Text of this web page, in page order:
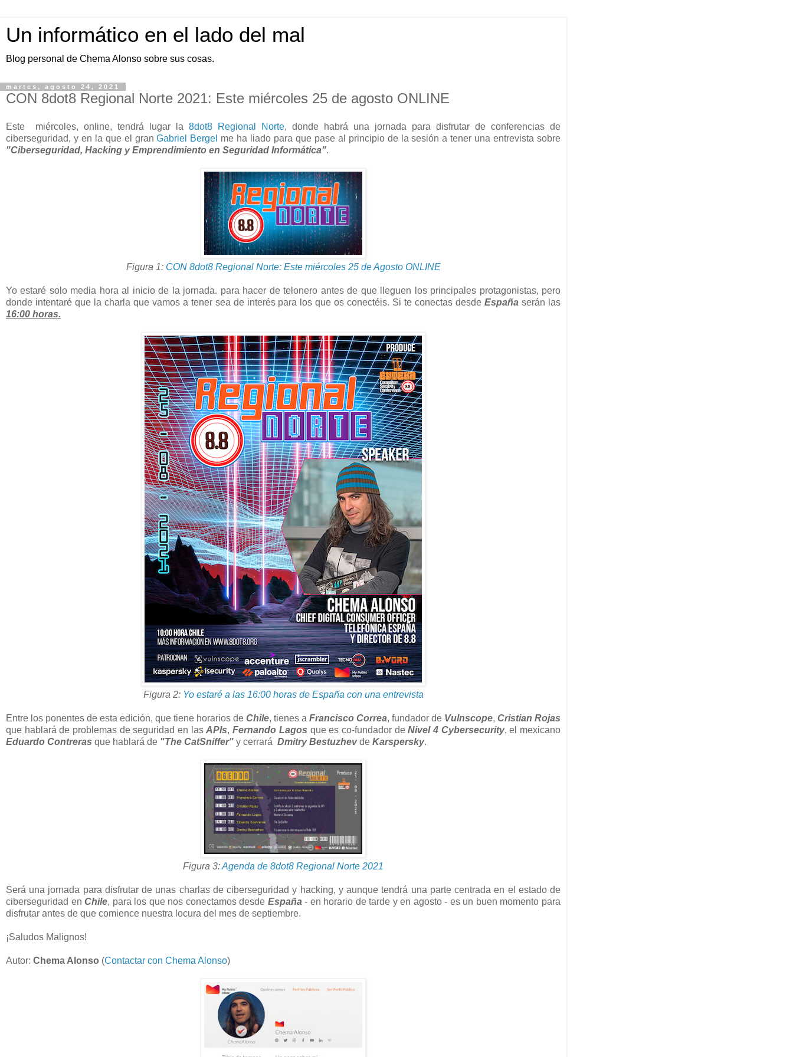
Un informático en el lado del mal
Blog personal de Chema Alonso sobre sus cosas.
martes, agosto 24, 2021
CON 8dot8 Regional Norte 2021: Este miércoles 25 de agosto ONLINE
Este miércoles, online, tendrá lugar la 8dot8 Regional Norte, donde habrá una jornada para disfrutar de conferencias de
ciberseguridad, y en la que el granGabriel Bergel me ha liado para que pase al principio de la sesión a tener una entrevista sobre
"Ciberseguridad, Hacking y Emprendimiento en Seguridad Informática".
Figura 1: CON 8dot8 Regional Norte: Este miércoles 25 de Agosto ONLINE
Yo estaré solo media hora al inicio de la jornada. para hacer de telonero antes de que lleguen los principales protagonistas, pero
donde intentaré que la charla que vamos a tener sea de interés para los que os conectéis. Si te conectas desdeEspaña serán las
16:00 horas.
Figura 2: Yo estaré a las 16:00 horas de España con una entrevista
Entre los ponentes de esta edición, que tiene horarios de Chile, tienes a Francisco Correa, fundador de Vulnscope, Cristian Rojas
que hablará de problemas de seguridad en lasAPIs,Fernando Lagos que es co-fundador deNivel 4 Cybersecurity, el mexicano
Eduardo Contreras que hablará de "The CatSniffer" y cerrará Dmitry Bestuzhevde Karspersky.
Figura 3:Agenda de 8dot8 Regional Norte 2021
Será una jornada para disfrutar de unas charlas de ciberseguridad y hacking, y aunque tendrá una parte centrada en el estado de
ciberseguridad enChile, para los que nos conectamos desde España - en horario de tarde y en agosto - es un buen momento para
disfrutar antes de que comience nuestra locura del mes de septiembre.
¡Saludos Malignos!
Autor: Chema Alonso (Contactar con Chema Alonso)